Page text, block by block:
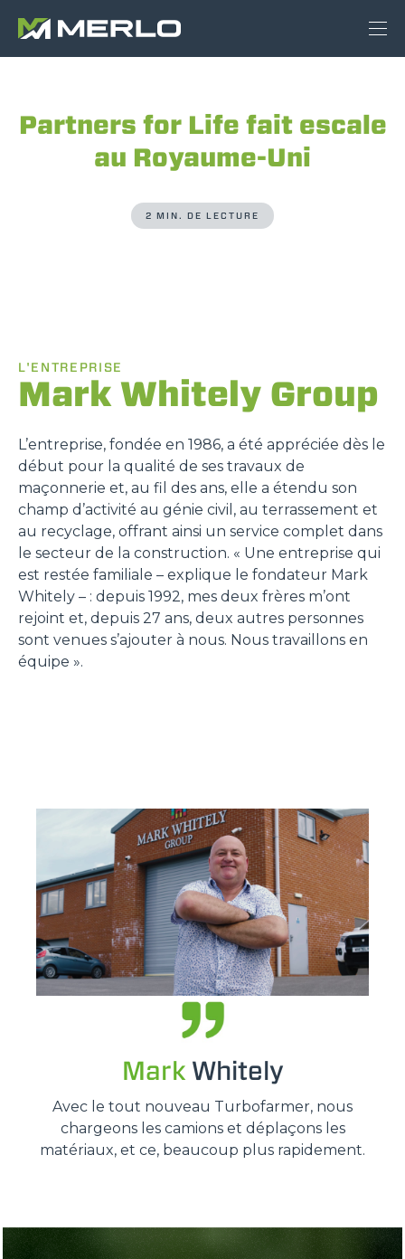
Partners for Life fait escale
au Royaume-Uni
2 MIN. DE LECTURE
L'ENTREPRISE
Mark Whitely Group
L’entreprise, fondée en 1986, a été appréciée dès le
début pour la qualité de ses travaux de
maçonnerie et, au fil des ans, elle a étendu son
champ d’activité au génie civil, au terrassement et
au recyclage, offrant ainsi un service complet dans
le secteur de la construction. « Une entreprise qui
est restée familiale – explique le fondateur Mark
Whitely – : depuis 1992, mes deux frères m’ont
rejoint et, depuis 27 ans, deux autres personnes
sont venues s’ajouter à nous. Nous travaillons en
équipe ».
MarkWhitely
Avec le tout nouveau Turbofarmer, nous
chargeons les camions et déplaçons les
matériaux, et ce, beaucoup plus rapidement.